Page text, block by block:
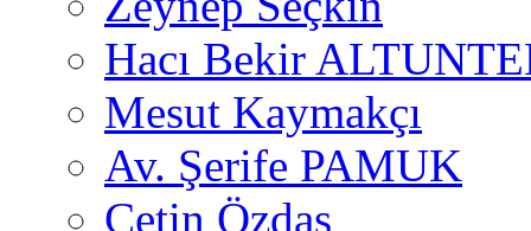
Hacı Bekir
Mesut Kaymakçı
Av. Şerife PAMUK
Çetin Özdaş